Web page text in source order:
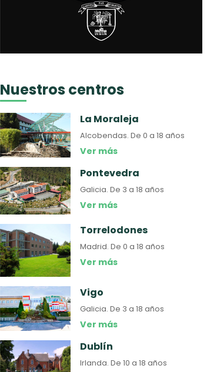
Nuestros centros
La Moraleja
Alcobendas.De 0 a 18 años
Ver más
Pontevedra
Galicia.De 3 a 18 años
Ver más
Torrelodones
Madrid.De 0 a 18 años
Ver más
Vigo
Galicia.De 3 a 18 años
Ver más
Dublín
Irlanda.De 10 a 18 años